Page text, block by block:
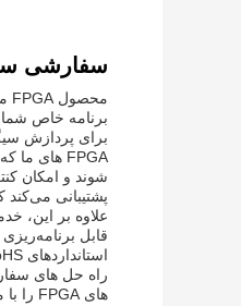
سفارشی
برای پردازش
شوند و امکان
پشتیبانی
قابل
استانداردهای RoHS مطابقت دارند و اجزای سازگار با محیط زیست و قابل اعتماد را تضمین می کنند.
های FPGA را با میکروکنترلرها، گیت ها و اینورترها برای برنامه های دیجیتال پیشرفته شما ترکیب می کنند.